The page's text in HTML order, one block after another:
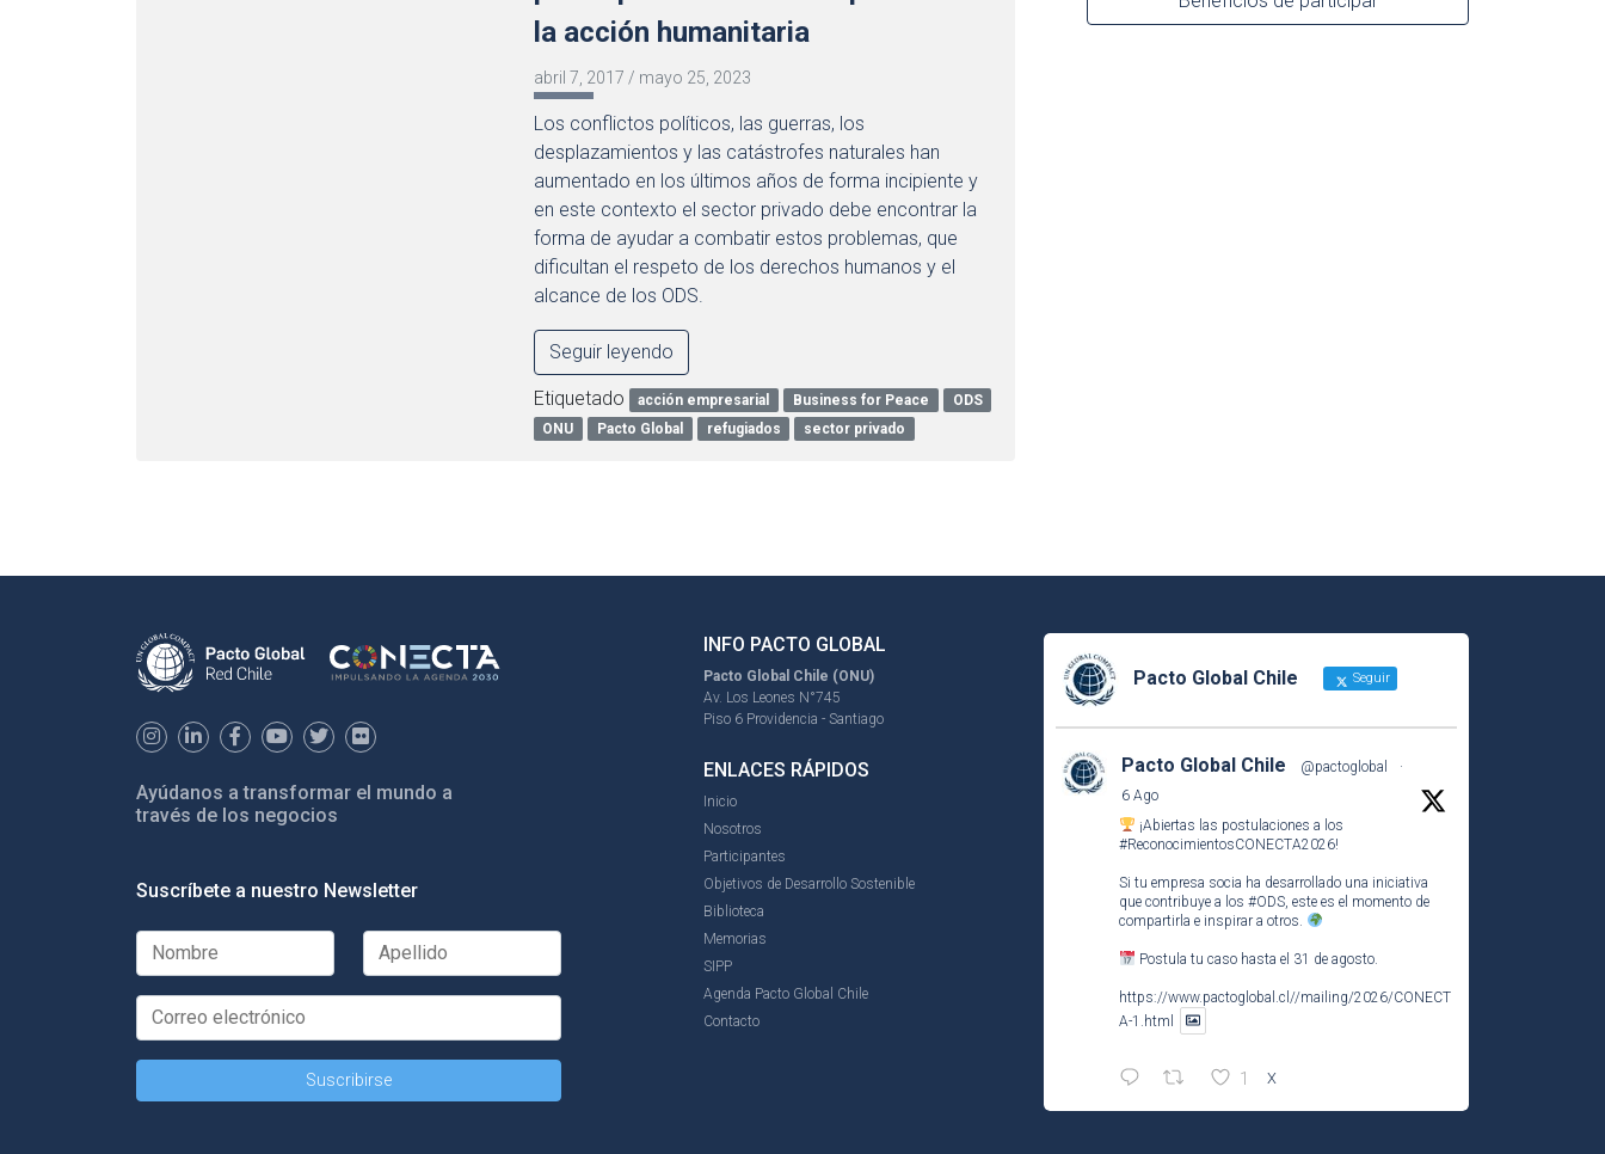
la acción humanitaria
abril 7, 2017 / mayo 25, 2023
Los conflictos políticos, las guerras, los
desplazamientos y las catástrofes naturales han
aumentado en los últimos años de forma incipiente y
en este contexto el sector privado debe encontrar la
forma de ayudar a combatir estos problemas, que
dificultan el respeto de los derechos humanos y el
alcance de los ODS.
Seguir leyendo
Etiquetado acción empresarial Business for Peace
ODS
ONU
Pacto Global refugiados sector privado
Ayúdanos a transformar el mundo a
través de los negocios
Suscríbete a nuestro Newsletter
INFO PACTO GLOBAL
Pacto Global Chile (ONU)
Av. Los Leones N°745
Piso 6 Providencia - Santiago
ENLACES RÁPIDOS
Inicio
Nosotros
Participantes
Objetivos de Desarrollo Sostenible
Biblioteca
Memorias
SIPP
Agenda Pacto Global Chile
Contacto
Pacto Global Chile Seguir
Pacto Global Chile @pactoglobal
·
6 Ago
¡Abiertas las postulaciones a los
#ReconocimientosCONECTA2026!
Si tu empresa socia ha desarrollado una iniciativa
que contribuye a los #ODS, este es el momento de
compartirla e inspirar a otros.
Postula tu caso hasta el 31 de agosto.
https://www.pactoglobal.cl//mailing/2026/CONECT
A-1.html
1 X